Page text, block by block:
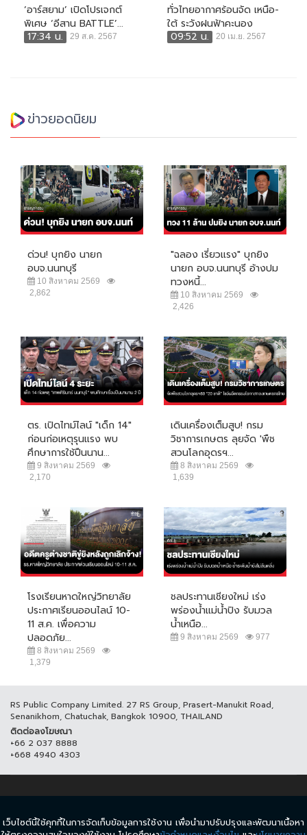
‘อาร์สยาม’ เปิดโปรเจกต์
พิเศษ ‘อีสาน BATTLE’...
17:34 น.
29 ส.ค. 2567
ทั่วไทยอากาศร้อนจัด เหนือ-
ใต้ ระวังฝนฟ้าคะนอง
09:52 น.
20 เม.ย. 2567
ข่าวยอดนิยม
ด่วน! บุกยิง นายก
อบจ.นนทบุรี
10 สิงหาคม 2569
2,862
"ฉลอง เรี่ยวแรง" บุกยิง
นายก อบจ.นนทบุรี อ้างปม
ทวงหนี้...
10 สิงหาคม 2569
2,426
ตร. เปิดไทม์ไลน์ "เด็ก 14"
ก่อนก่อเหตุรุนแรง พบ
ศึกษาการใช้ปืนนาน...
9 สิงหาคม 2569
2,170
เดินเครื่องเต็มสูบ! กรม
วิชาการเกษตร ลุยจัด 'พืช
สวนโลกอุดรฯ...
8 สิงหาคม 2569
1,639
โรงเรียนหาดใหญ่วิทยาลัย
ประกาศเรียนออนไลน์ 10-
11 ส.ค. เพื่อความ
ปลอดภัย...
8 สิงหาคม 2569
1,379
ชลประทานเชียงใหม่ เร่ง
พร่องน้ำแม่น้ำปิง รับมวล
น้ำเหนือ...
9 สิงหาคม 2569 977
RS Public Company Limited. 27 RS Group, Prasert-Manukit Road,
Senanikhom, Chatuchak, Bangkok 10900, THAILAND
ติดต่อลงโฆษณา
+66 2 037 8888
+668 4940 4303
© COPYRIGHT 2017 THAICH8.COM, ALL RIGHT RESERVED.
ข้อกำหนดและเงื่อนไข นโยบายความเป็นส่วนตัว
เว็บไซต์นี้ใช้คุกกี้ในการจัดเก็บข้อมูลการใช้งาน เพื่อนำมาปรับปรุงและพัฒนาเนื้อหา